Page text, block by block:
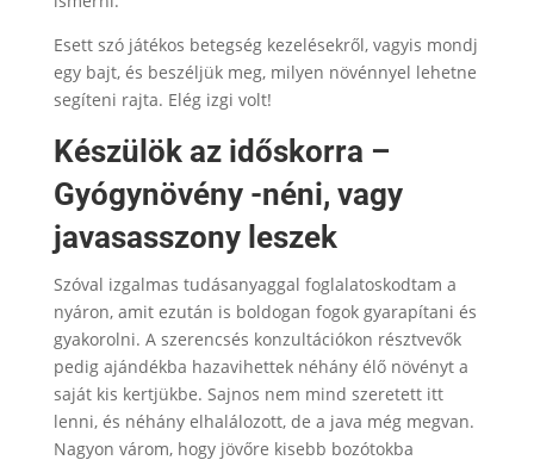
Esett szó játékos betegség kezelésekről, vagyis mondj
egy bajt, és beszéljük meg, milyen növénnyel lehetne
segíteni rajta. Elég izgi volt!
Készülök az időskorra –
Gyógynövény -néni, vagy
javasasszony leszek
Szóval izgalmas tudásanyaggal foglalatoskodtam a
nyáron, amit ezután is boldogan fogok gyarapítani és
gyakorolni. A szerencsés konzultációkon résztvevők
pedig ajándékba hazavihettek néhány élő növényt a
saját kis kertjükbe. Sajnos nem mind szeretett itt
lenni, és néhány elhalálozott, de a java még megvan.
Nagyon várom, hogy jövőre kisebb bozótokba